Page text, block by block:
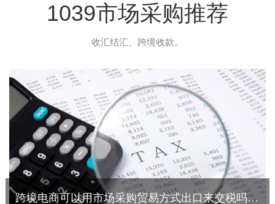
1039市场采购推荐
收汇结汇、跨境收款。
跨境电商可以用市场采购贸易方式出口来交税吗？当然可以